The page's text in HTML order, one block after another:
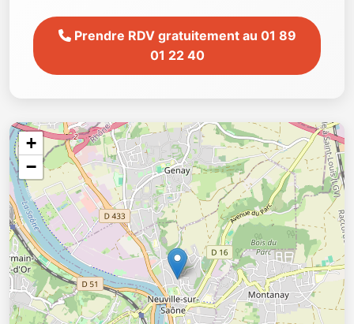
Prendre RDV gratuitement au 01 89
01 22 40
+
−